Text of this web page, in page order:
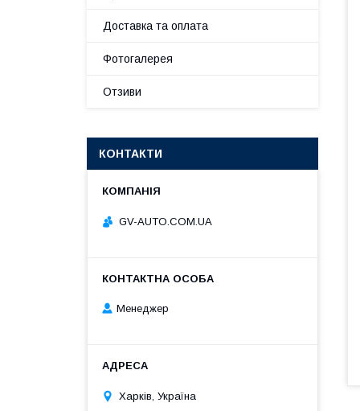
Доставка та оплата
Фотогалерея
Отзиви
КОНТАКТИ
GV-AUTO.COM.UA
Менеджер
Харків, Україна